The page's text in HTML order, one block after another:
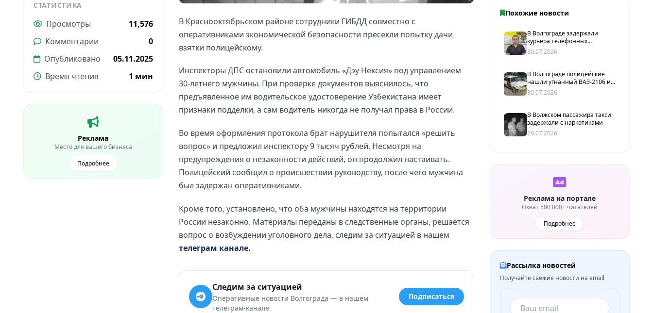
СТАТИСТИКА
Просмотры
11,576
Комментарии
0
Опубликовано
05.11.2025
Время чтения
1 мин
Реклама
Место для вашего бизнеса
Подробнее
В Краснооктябрьском районе сотрудники ГИБДД совместно с
оперативниками экономической безопасности пресекли попытку дачи
взятки полицейскому.
Инспекторы ДПС остановили автомобиль «Дэу Нексия» под управлением
30-летнего мужчины. При проверке документов выяснилось, что
предъявленное им водительское удостоверение Узбекистана имеет
признаки подделки, а сам водитель никогда не получал права в России.
Во время оформления протокола брат нарушителя попытался «решить
вопрос» и предложил инспектору 9 тысяч рублей. Несмотря на
предупреждения о незаконности действий, он продолжил настаивать.
Полицейский сообщил о происшествии руководству, после чего мужчина
был задержан оперативниками.
Кроме того, установлено, что оба мужчины находятся на территории
России незаконно. Материалы переданы в следственные органы, решается
вопрос о возбуждении уголовного дела, следим за ситуацией в нашем
телеграм канале.
Следим за ситуацией
Оперативные новости Волгограда — в нашем
телеграм-канале
Подписаться
Похожие новости
В Волгограде задержали
курьера телефонных
мошенников, похитившего у
пенсионерки более 2 млн
30.07.2026
В Волгограде полицейские
нашли угнанный ВАЗ-2106 и
задержали подозреваемого
30.07.2026
В Волжском пассажира такси
задержали с наркотиками
29.07.2026
Реклама на портале
Охват 500 000+ читателей
Подробнее
Рассылка новостей
Получайте свежие новости на email